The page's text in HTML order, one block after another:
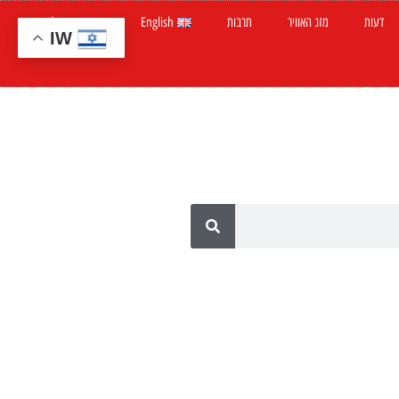
דעות מזג האוויר תרבות English חדשות ישראל
IW